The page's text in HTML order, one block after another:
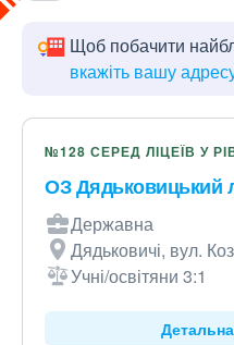
Щоб побачити
вкажіть вашу
№128 СЕРЕД ЛІЦЕЇВ У
ОЗ Дядьковицький
Державна
Дядьковичі, вул.
Учні/освітяни 3:1